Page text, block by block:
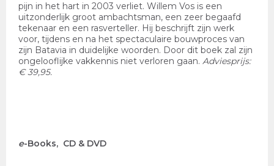
pijn in het hart in 2003 verliet. Willem Vos is een
uitzonderlijk groot ambachtsman, een zeer begaafd
tekenaar en een rasverteller. Hij beschrijft zijn werk
voor, tijdens en na het spectaculaire bouwproces van
zijn Batavia in duidelijke woorden. Door dit boek zal zijn
ongelooflijke vakkennis niet verloren gaan. Adviesprijs:
€ 39,95.
e-Books, CD & DVD